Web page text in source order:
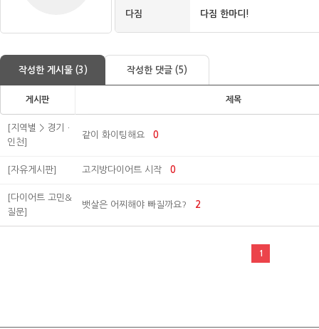
다짐 다짐 한마디!
작성한 게시물 (3) 작성한 댓글 (5)
게시판 제목
[지역별 > 경기ㆍ
인천]
같이 화이팅해요 0
[자유게시판] 고지방다이어트 시작 0
[다이어트 고민&
질문]
뱃살은 어찌해야 빠질까요? 2
1